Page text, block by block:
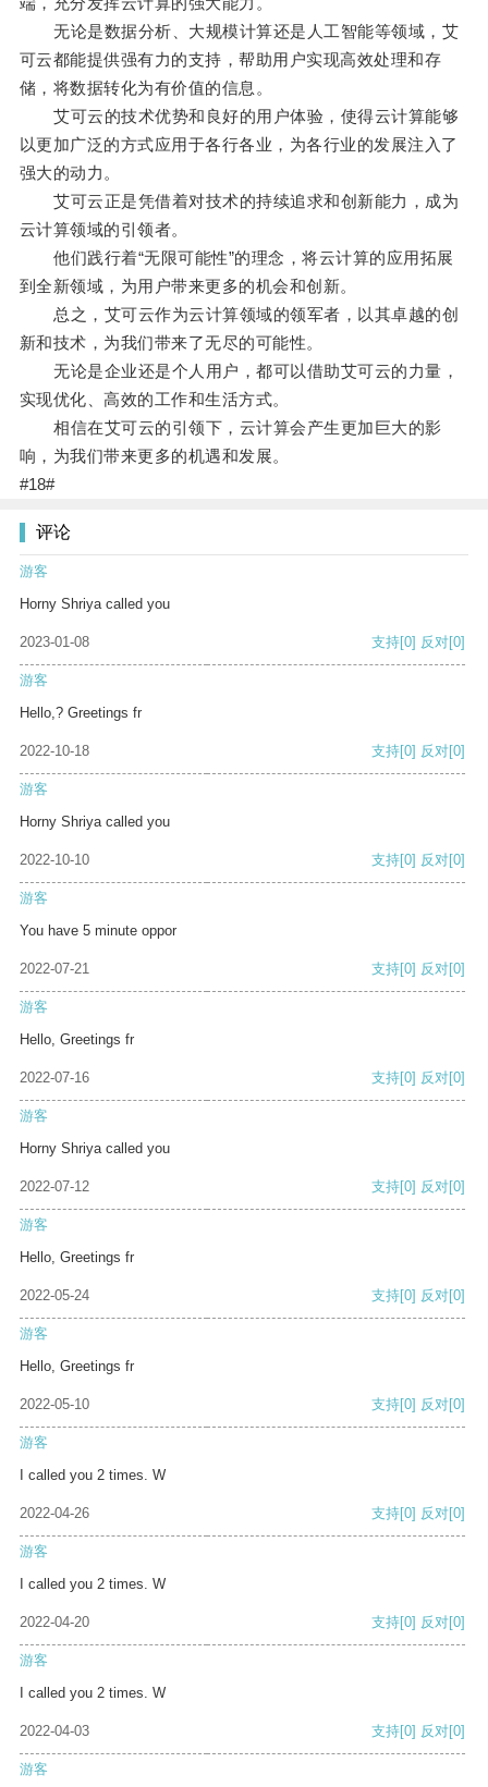
无论是数据分析、大规模计算还是人工智能等领域，艾
可云都能提供强有力的支持，帮助用户实现高效处理和存
储，将数据转化为有价值的信息。
艾可云的技术优势和良好的用户体验，使得云计算能够
以更加广泛的方式应用于各行各业，为各行业的发展注入了
强大的动力。
艾可云正是凭借着对技术的持续追求和创新能力，成为
云计算领域的引领者。
他们践行着“无限可能性”的理念，将云计算的应用拓展
到全新领域，为用户带来更多的机会和创新。
总之，艾可云作为云计算领域的领军者，以其卓越的创
新和技术，为我们带来了无尽的可能性。
无论是企业还是个人用户，都可以借助艾可云的力量，
实现优化、高效的工作和生活方式。
相信在艾可云的引领下，云计算会产生更加巨大的影
响，为我们带来更多的机遇和发展。
#18#
评论
游客
Horny Shriya called you
2023-01-08 支持[0] 反对[0]
游客
Hello,? Greetings fr
2022-10-18 支持[0] 反对[0]
游客
Horny Shriya called you
2022-10-10 支持[0] 反对[0]
游客
You have 5 minute oppor
2022-07-21 支持[0] 反对[0]
游客
Hello, Greetings fr
2022-07-16 支持[0] 反对[0]
游客
Horny Shriya called you
2022-07-12 支持[0] 反对[0]
游客
Hello, Greetings fr
2022-05-24 支持[0] 反对[0]
游客
Hello, Greetings fr
2022-05-10 支持[0] 反对[0]
游客
I called you 2 times. W
2022-04-26 支持[0] 反对[0]
游客
I called you 2 times. W
2022-04-20 支持[0] 反对[0]
游客
I called you 2 times. W
2022-04-03 支持[0] 反对[0]
游客